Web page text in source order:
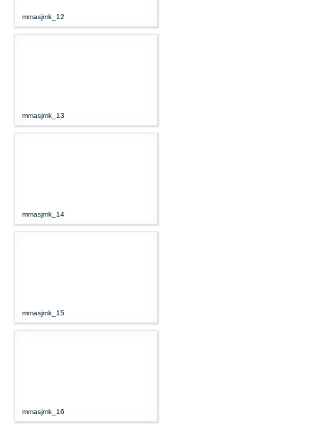
mmasjmk_12
mmasjmk_13
mmasjmk_14
mmasjmk_15
mmasjmk_16